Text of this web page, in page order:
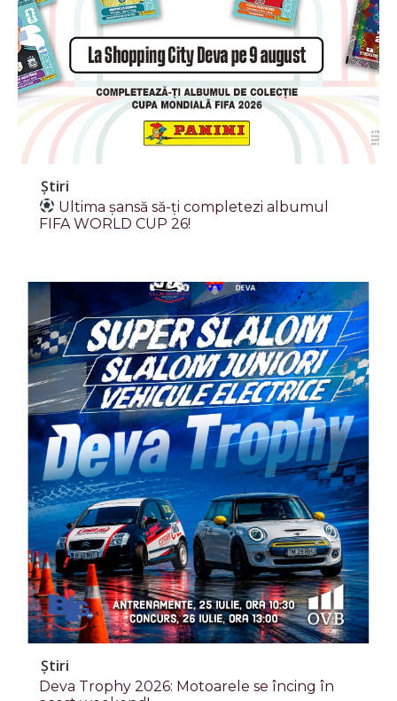
Știri
Ultima șansă să-ți completezi albumul
FIFA WORLD CUP 26!
Știri
Deva Trophy 2026: Motoarele se încing în